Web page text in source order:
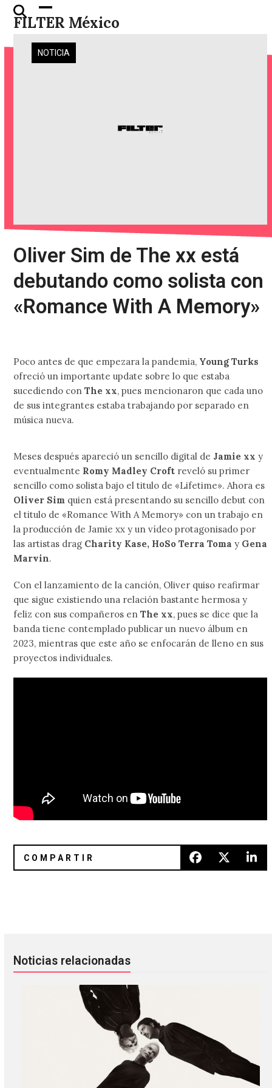
Skip
FILTER México
Open
mobile
menu
Close
mobile
menu
NOTICIA
Oliver Sim de The xx está
debutando como solista con
«Romance With A Memory»
Poco antes de que empezara la pandemia, Young Turks
ofreció un importante update sobre lo que estaba
sucediendo conThe xx, pues mencionaron que cada uno
de sus integrantes estaba trabajando por separado en
música nueva.
Meses después apareció un sencillo digital de Jamie xx y
eventualmente Romy Madley Croft reveló su primer
sencillo como solista bajo el titulo de «Lifetime». Ahora es
Oliver Sim quien está presentando su sencillo debut con
el titulo de «Romance With A Memory» con un trabajo en
la producción de Jamie xx y un vídeo protagonisado por
las artistas drag Charity Kase, HoSo Terra Toma y Gena
Marvin.
Con el lanzamiento de la canción, Oliver quiso reafirmar
que sigue existiendo una relación bastante hermosa y
feliz con sus compañeros enThe xx, pues se dice que la
banda tiene contemplado publicar un nuevo álbum en
2023, mientras que este año se enfocarán de lleno en sus
proyectos individuales.
Noticias relacionadas